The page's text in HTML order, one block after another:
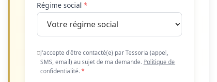
Régime social *
J'accepte d'être contacté(e) par Tessoria (appel,
SMS, email) au sujet de ma demande. Politique de
confidentialité.*